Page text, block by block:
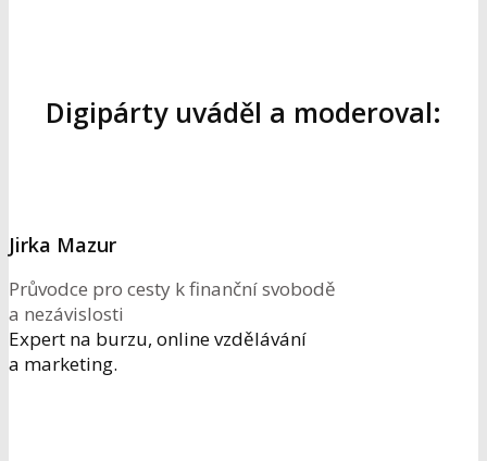
Digipárty uváděl a moderoval:
Jirka Mazur
Průvodce pro cesty k finanční svobodě
a nezávislosti
Expert na burzu, online vzdělávání
a marketing.